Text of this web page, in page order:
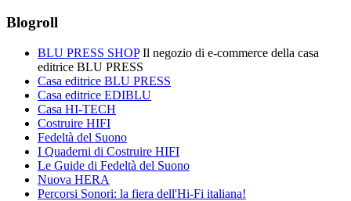
Blogroll
BLU PRESS SHOPIl negozio di e-commerce della casa
editrice BLU PRESS
Casa editrice BLU PRESS
Casa editrice EDIBLU
Casa HI-TECH
Costruire HIFI
Fedeltà del Suono
I Quaderni di Costruire HIFI
Le Guide di Fedeltà del Suono
Nuova HERA
Percorsi Sonori: la fiera dell'Hi-Fi italiana!